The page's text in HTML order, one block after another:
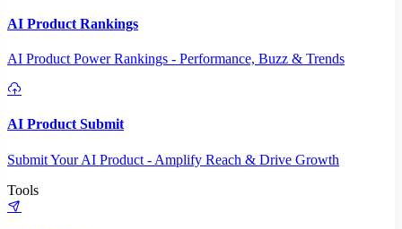
AI Product Rankings
AI Product Power Rankings - Performance, Buzz & Trends
AI Product Submit
Submit Your AI Product - Amplify Reach & Drive Growth
Tools